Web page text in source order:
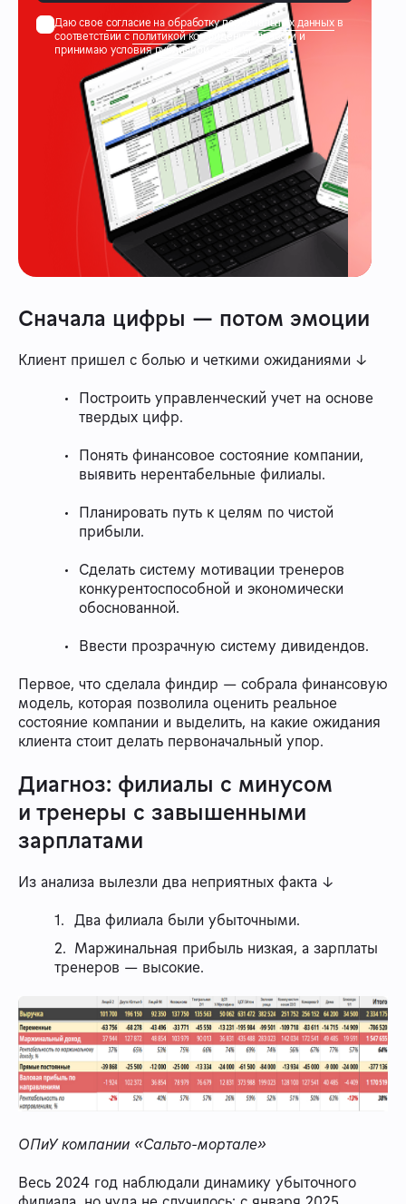
Даю свое согласие на обработку персональных данных в
соответствии сполитикой конфиденциальностии
принимаю условияпубличной оферты
Сначала цифры — потом эмоции
Клиент пришел с болью и четкими ожиданиями ↓
Построить управленческий учет на основе
твердых цифр.
Понять финансовое состояние компании,
выявить нерентабельные филиалы.
Планировать путь к целям по чистой
прибыли.
Сделать систему мотивации тренеров
конкурентоспособной и экономически
обоснованной.
Ввести прозрачную систему дивидендов.
Первое, что сделала финдир — собрала финансовую
модель, которая позволила оценить реальное
состояние компании и выделить, на какие ожидания
клиента стоит делать первоначальный упор.
Диагноз: филиалы с минусом
и тренеры с завышенными
зарплатами
Из анализа вылезли два неприятных факта ↓
Два филиала были убыточными.
Маржинальная прибыль низкая, а зарплаты
тренеров — высокие.
ОПиУ компании «Сальто-мортале»
Весь 2024 год наблюдали динамику убыточного